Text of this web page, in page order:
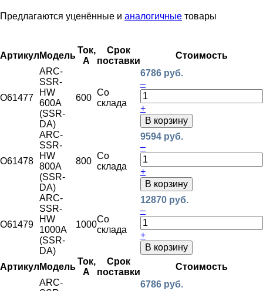
Предлагаются уценённые и аналогичные товары
Артикул Модель
Ток,
А
Срок
поставки
Стоимость
O61477
ARC-
SSR-
HW
600A
(SSR-
DA)
600
Со
склада
6786 руб.
–
+
В корзину
O61478
ARC-
SSR-
HW
800A
(SSR-
DA)
800
Со
склада
9594 руб.
–
+
В корзину
O61479
ARC-
SSR-
HW
1000A
(SSR-
DA)
1000
Со
склада
12870 руб.
–
+
В корзину
Артикул Модель
Ток,
А
Срок
поставки
Стоимость
ARC-
6786 руб.